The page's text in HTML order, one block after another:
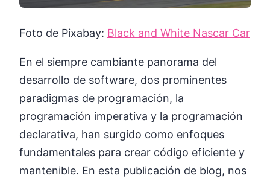
Foto de Pixabay: Black and White Nascar Car
En el siempre cambiante panorama del
desarrollo de software, dos prominentes
paradigmas de programación, la
programación imperativa y la programación
declarativa, han surgido como enfoques
fundamentales para crear código eficiente y
mantenible. En esta publicación de blog, nos